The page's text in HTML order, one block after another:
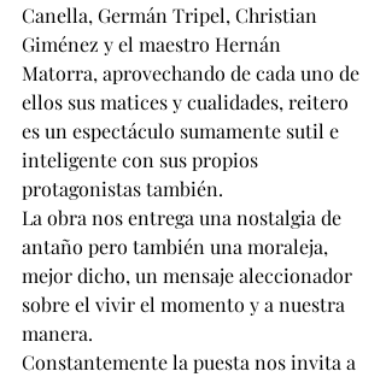
Canella, Germán Tripel, Christian
Giménez y el maestro Hernán
Matorra, aprovechando de cada uno de
ellos sus matices y cualidades, reitero
es un espectáculo sumamente sutil e
inteligente con sus propios
protagonistas también.
La obra nos entrega una nostalgia de
antaño pero también una moraleja,
mejor dicho, un mensaje aleccionador
sobre el vivir el momento y a nuestra
manera.
Constantemente la puesta nos invita a